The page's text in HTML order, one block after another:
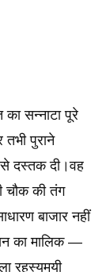
सन्नाटा पूरे
पुराने
से दस्तक दी।वह
चौक की तंग
बाजार नहीं
का मालिक —
रहस्यमयी